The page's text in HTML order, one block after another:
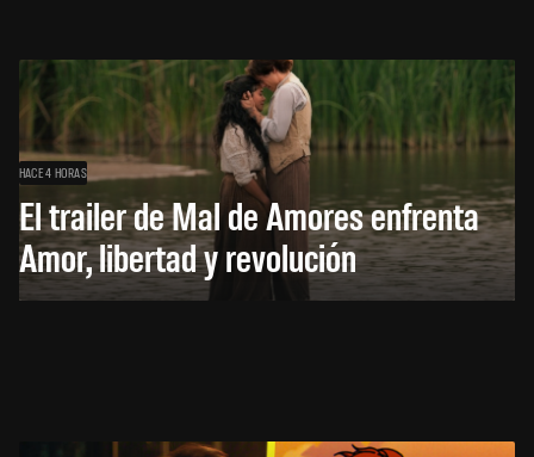
HACE 4 HORAS
El trailer de Mal de Amores enfrenta
Amor, libertad y revolución